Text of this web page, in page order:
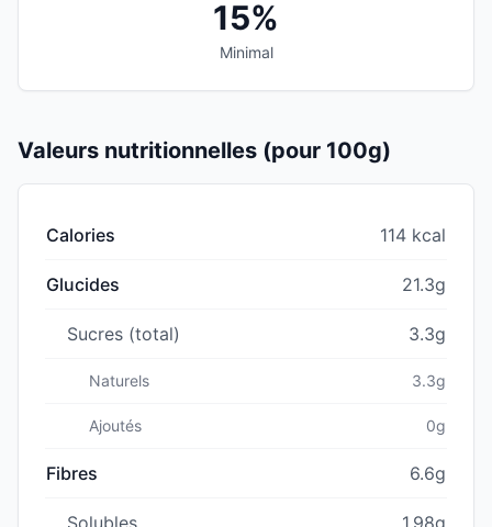
15%
Minimal
Valeurs nutritionnelles (pour 100g)
Calories 114 kcal
Glucides 21.3g
Sucres (total) 3.3g
Naturels 3.3g
Ajoutés 0g
Fibres 6.6g
Solubles 1.98g